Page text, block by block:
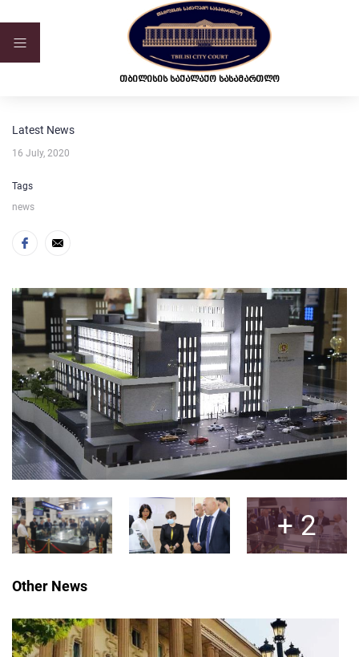
ვებ-გვერდი მუშაობს სატესტო რეჟიმში
თბილისის საქალაქო სასამართლო
Latest News
16 July, 2020
Tags
news
Other News